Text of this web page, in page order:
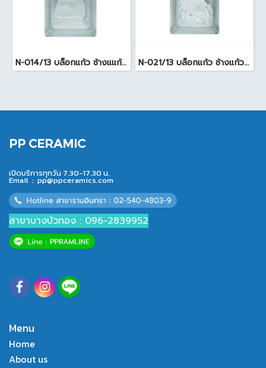
N-014/13 บล็อกแก้ว ช้างแแก้ว WOW หยาดเพชร ( 24x11.5x8 cm.) N-021/13 บล็อกแก้ว ช้างแก้ว WOW แก้วประดับฟ้า ( 24X11.5X8cm )
PP CERAMIC
เปิดบริการทุกวัน 7.30-17.30 น.
Email : pp@ppceramics.com
สาขาบางบัวทอง : 096-2839952
Menu
Home
About us